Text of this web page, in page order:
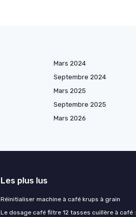
Mars 2024
Septembre 2024
Mars 2025
Septembre 2025
Mars 2026
Les plus lus
Réinitialiser machine à café krups à grain
Le dosage café filtre 12 tasses cuillère à café :